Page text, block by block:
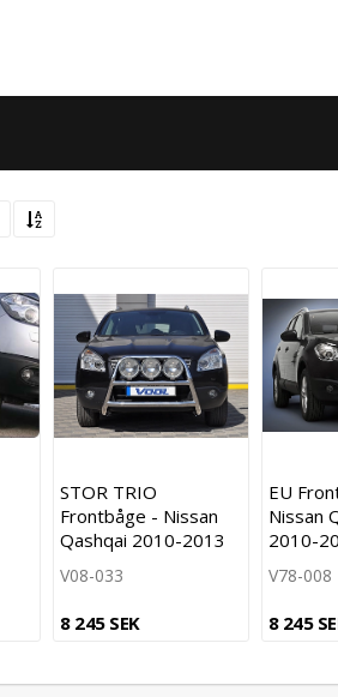
STOR TRIO
Frontbåge - Nissan
Qashqai 2010-2013
V08-033
8 245 SEK
EU
Nissan
2010-
V78-008
8 245